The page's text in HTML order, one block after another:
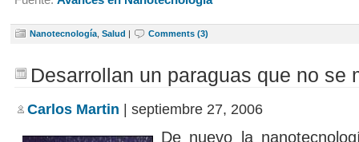
Nanotecnología Salud | Comments (3)
Desarrollan un paraguas que no se
Carlos Martin | septiembre 27, 2006
De nuevo la